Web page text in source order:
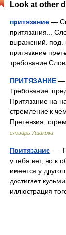
Look at other
притязание —
притязания...
выражений. под.
притязание
требование
ПРИТЯЗАНИЕ —
Требование,
Притязание на
стремление к
Претензия,
словарь Ушакова
Притязание —
у тебя нет, но к
имеется у
достигает
иллюстрация